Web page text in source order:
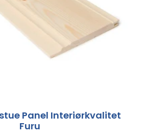
Panel Interiørkvalitet
Furu